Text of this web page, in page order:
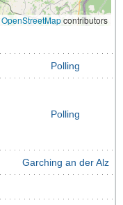
OpenStreetMapcontributors
Polling
Polling
Garching an der Alz